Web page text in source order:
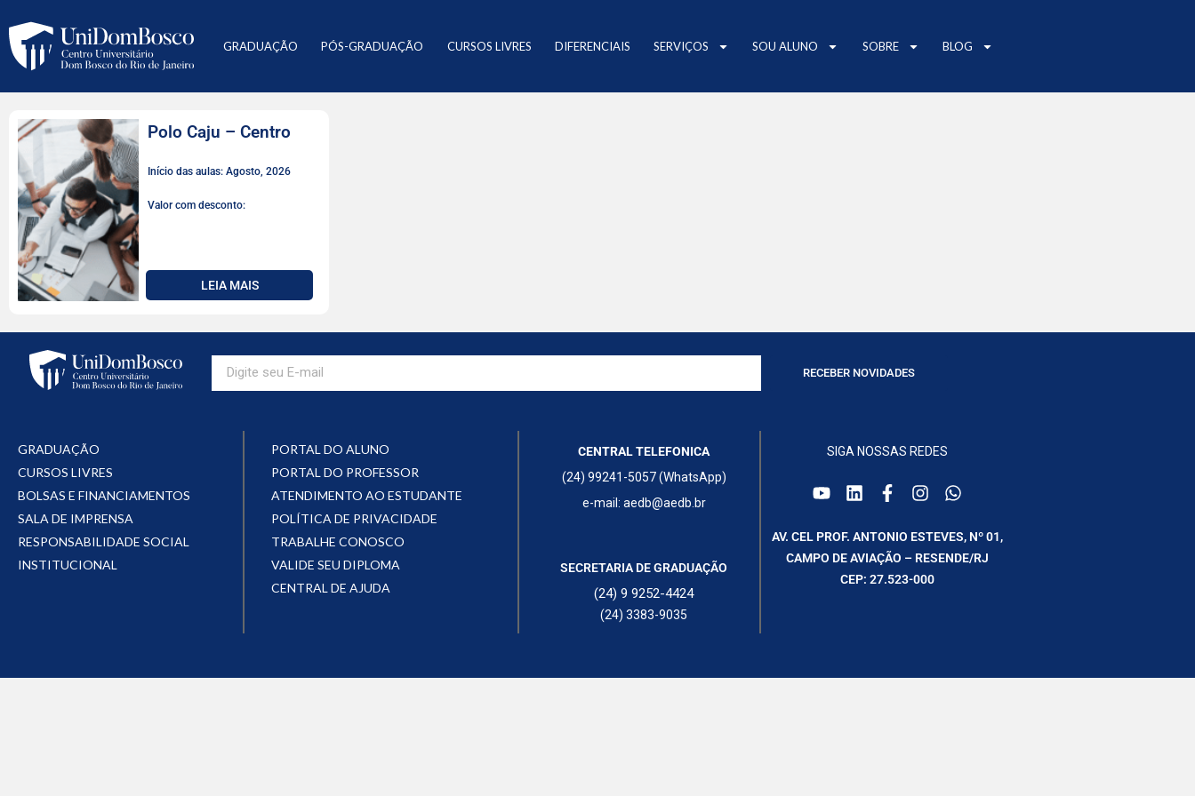
GRADUAÇÃO PÓS-GRADUAÇÃO CURSOS LIVRES DIFERENCIAIS SERVIÇOS SOU ALUNO SOBRE BLOG
Polo Caju – Centro
Início das aulas: Agosto, 2026
Valor com desconto:
LEIA MAIS
RECEBER NOVIDADES
GRADUAÇÃO
CURSOS LIVRES
BOLSAS E FINANCIAMENTOS
SALA DE IMPRENSA
RESPONSABILIDADE SOCIAL
INSTITUCIONAL
PORTAL DO ALUNO
PORTAL DO PROFESSOR
ATENDIMENTO AO ESTUDANTE
POLÍTICA DE PRIVACIDADE
TRABALHE CONOSCO
VALIDE SEU DIPLOMA
CENTRAL DE AJUDA
CENTRAL TELEFONICA
(24) 99241-5057 (WhatsApp)
e-mail: aedb@aedb.br
SECRETARIA DE GRADUAÇÃO
(24) 9 9252-4424
(24) 3383-9035
SIGA NOSSAS REDES
AV. CEL PROF. ANTONIO ESTEVES, Nº 01,
CAMPO DE AVIAÇÃO – RESENDE/RJ
CEP: 27.523-000